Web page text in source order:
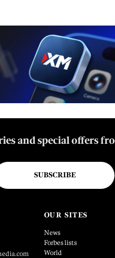
and special offers
SUBSCRIBE
OUR SITES
News
Forbes lists
World